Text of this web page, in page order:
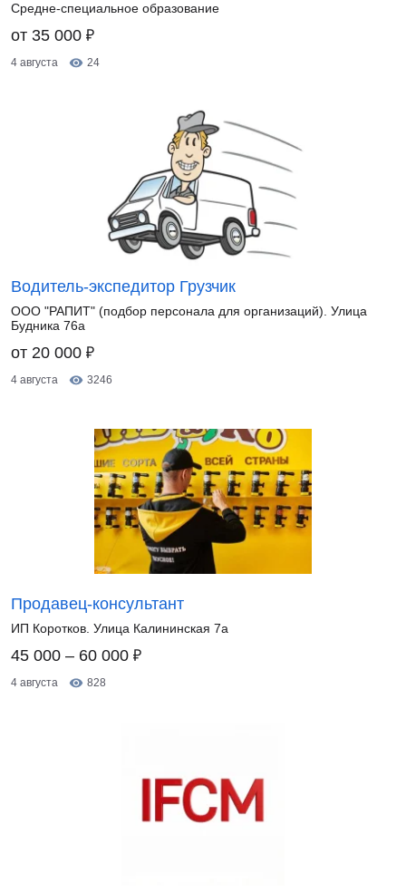
Средне-специальное образование
от 35 000 ₽
4 августа 24
Водитель-экспедитор Грузчик
ООО "РАПИТ" (подбор персонала для организаций). Улица
Будника 76а
от 20 000 ₽
4 августа 3246
Продавец-консультант
ИП Коротков. Улица Калининская 7а
45 000 – 60 000 ₽
4 августа 828